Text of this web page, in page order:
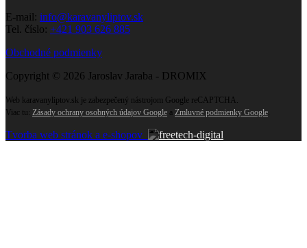
E-mail: info@karavanyliptov.sk
Tel. číslo: +421 903 626 885
Obchodné podmienky
Copyright © 2026 Jaroslav Jaraba - DROMIX
Web karavanyliptov.sk je zabezpečený nástrojom Google reCAPTCHA.
Viac tu: Zásady ochrany osobných údajov Google a Zmluvné podmienky Google
Tvorba web stránok a e-shopov